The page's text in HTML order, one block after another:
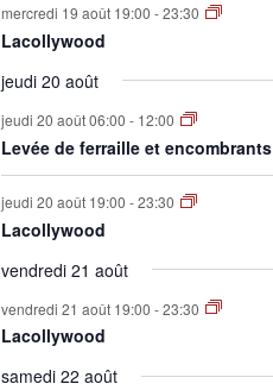
mercredi 19 août 19:00 -23:30
Lacollywood
jeudi 20 août
jeudi 20 août 06:00 - 12:00
Levée de ferraille et encombrants
jeudi 20 août 19:00 -23:30
Lacollywood
vendredi 21 août
vendredi 21 août 19:00 -23:30
Lacollywood
samedi 22 août